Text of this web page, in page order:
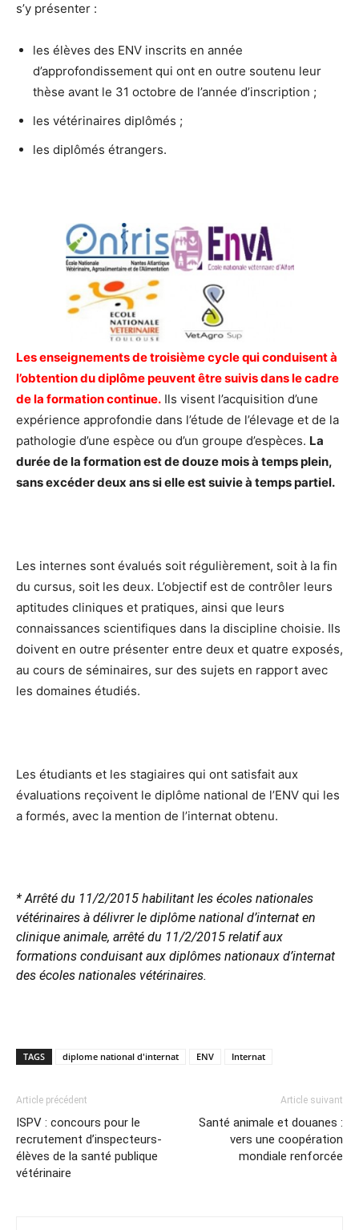
s’y présenter :
les élèves des ENV inscrits en année
d’approfondissement qui ont en outre soutenu leur
thèse avant le 31 octobre de l’année d’inscription ;
les vétérinaires diplômés ;
les diplômés étrangers.
Les enseignements de troisième cycle qui conduisent à
l’obtention du diplôme peuvent être suivis dans le cadre
de la formation continue. Ils visent l’acquisition d’une
expérience approfondie dans l’étude de l’élevage et de la
pathologie d’une espèce ou d’un groupe d’espèces. La
durée de la formation est de douze mois à temps plein,
sans excéder deux ans si elle est suivie à temps partiel.
Les internes sont évalués soit régulièrement, soit à la fin
du cursus, soit les deux. L’objectif est de contrôler leurs
aptitudes cliniques et pratiques, ainsi que leurs
connaissances scientifiques dans la discipline choisie. Ils
doivent en outre présenter entre deux et quatre exposés,
au cours de séminaires, sur des sujets en rapport avec
les domaines étudiés.
Les étudiants et les stagiaires qui ont satisfait aux
évaluations reçoivent le diplôme national de l’ENV qui les
a formés, avec la mention de l’internat obtenu.
* Arrêté du 11/2/2015 habilitant les écoles nationales
vétérinaires à délivrer le diplôme national d’internat en
clinique animale, arrêté du 11/2/2015 relatif aux
formations conduisant aux diplômes nationaux d’internat
des écoles nationales vétérinaires.
TAGS diplome national d'internat ENV Internat
Article précédent
ISPV : concours pour le
recrutement d’inspecteurs-
élèves de la santé publique
vétérinaire
Article suivant
Santé animale et douanes :
vers une coopération
mondiale renforcée